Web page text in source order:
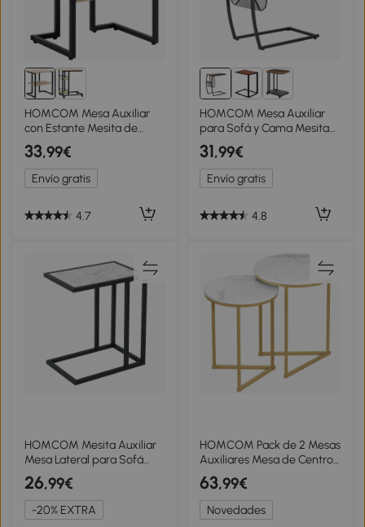
HOMCOM Mesa Auxiliar
con Estante Mesita de
Salón para Dormitorio
Estudio Oficina Estilo
Moderno 45x35x48 cm
Natural
33,99€
Envío gratis
4.7
HOMCOM Mesa Auxiliar
para Sofá y Cama Mesita
Auxiliar Pequeña en Forma
de C con Bolsillo de
Almacenaje Estilo Industrial
para Salón 53x35x64,5 cm
31,99€
Envío gratis
4.8
HOMCOM Mesita Auxiliar
Mesa Lateral para Sofá
Moderna con Superficie
Imitación Mármol
Estructura de Metal
45x30x51,5 cm Blanco
26,99€
-20% EXTRA
HOMCOM Pack de 2 Mesas
Auxiliares Mesa de Centro
Moderna con Patas de
Acero Doradas para Salón
Dormitorio Blanco y
Dorado
63,99€
Novedades